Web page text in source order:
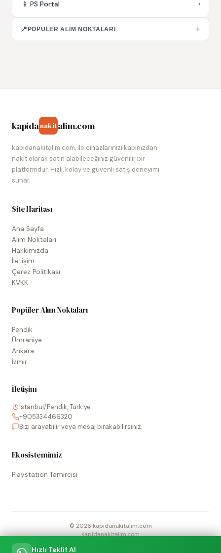
Hızlı Teklif Al
📱 PS Portal ›
📍 POPÜLER ALIM NOKTALARI +
kapidanakitalim.com
kapidanakitalim.com, ile cihazlarınızı kapınızdan
nakit olarak satın alabileceğiniz güvenilir bir
platformdur. Hızlı, kolay ve güvenli satış deneyimi
sunar.
Site Haritası
Ana Sayfa
Alım Noktaları
Hakkımızda
İletişim
Çerez Politikası
KVKK
Popüler Alım Noktaları
Pendik
Ümraniye
Ankara
İzmir
İletişim
İstanbul/Pendik, Türkiye
+905334466320
Bizi arayabilir veya mesaj bırakabilirsiniz.
Ekosistemimiz
Playstation Tamircisi
© 2026 kapidanakitalim.com
kapidanakitalim.com
Sitede kullanılan tüm marka, logo ve görseller ilgili hak sahiplerine